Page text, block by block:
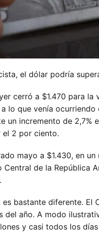
el dólar podría
cerró a $1.470 para
lo que venía
un incremento de 2,7%
el 2 por ciento.
mayo a $1.430, en
de la República
bastante diferente.
del año. A modo
y casi todos los